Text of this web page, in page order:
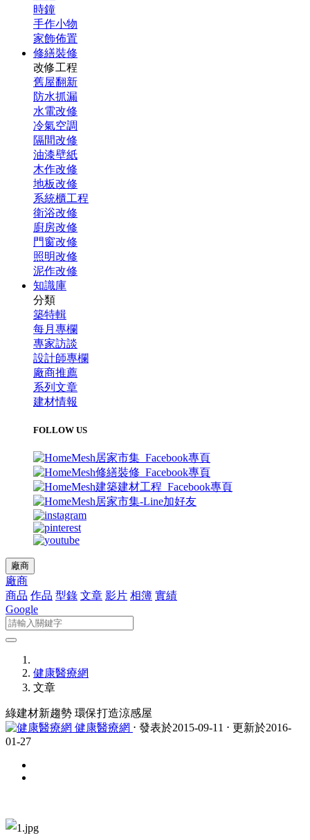
時鐘
手作小物
家飾佈置
修繕裝修
改修工程
舊屋翻新
防水抓漏
水電改修
冷氣空調
隔間改修
油漆壁紙
木作改修
地板改修
系統櫃工程
衛浴改修
廚房改修
門窗改修
照明改修
泥作改修
知識庫
分類
築特輯
每月專欄
專家訪談
設計師專欄
廠商推薦
系列文章
建材情報
FOLLOW US
廠商
廠商
商品 作品 型錄 文章 影片 相簿 實績
Google
健康醫療網
文章
綠建材新趨勢 環保打造涼感屋
健康醫療網 ⋅ 發表於2015-09-11 ⋅ 更新於2016-
01-27